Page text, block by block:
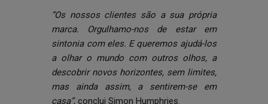
“Os nossos clientes são a sua própria
marca. Orgulhamo-nos de estar em
sintonia com eles. E queremos ajudá-los
a olhar o mundo com outros olhos, a
descobrir novos horizontes, sem limites,
mas ainda assim, a sentirem-se em
casa”, conclui Simon Humphries.